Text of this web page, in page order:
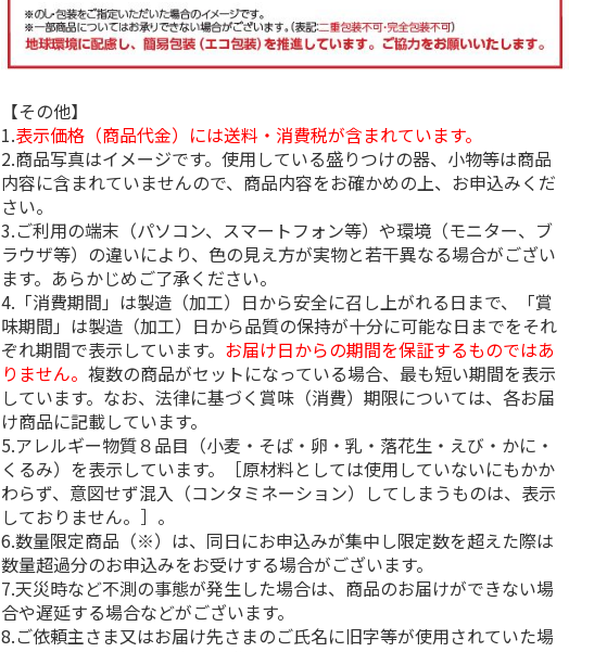
【その他】
1.表示価格（商品代金）には送料・消費税が含まれています。
2.商品写真はイメージです。使用している盛りつけの器、小物等は商品
内容に含まれていませんので、商品内容をお確かめの上、お申込みくだ
さい。
3.ご利用の端末（パソコン、スマートフォン等）や環境（モニター、ブ
ラウザ等）の違いにより、色の見え方が実物と若干異なる場合がござい
ます。あらかじめご了承ください。
4.「消費期間」は製造（加工）日から安全に召し上がれる日まで、「賞
味期間」は製造（加工）日から品質の保持が十分に可能な日までをそれ
ぞれ期間で表示しています。 お届け日からの期間を保証するものではあ
りません。複数の商品がセットになっている場合、最も短い期間を表示
しています。なお、法律に基づく賞味（消費）期限については、各お届
け商品に記載しています。
5.アレルギー物質８品目（小麦・そば・卵・乳・落花生・えび・かに・
くるみ）を表示しています。［原材料としては使用していないにもかか
わらず、意図せず混入（コンタミネーション）してしまうものは、表示
しておりません。］。
6.数量限定商品（※）は、同日にお申込みが集中し限定数を超えた際は
数量超過分のお申込みをお受けする場合がございます。
7.天災時など不測の事態が発生した場合は、商品のお届けができない場
合や遅延する場合などがございます。
8.ご依頼主さま又はお届け先さまのご氏名に旧字等が使用されていた場